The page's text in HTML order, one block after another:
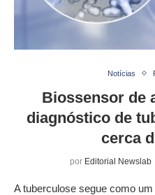
Notícias
Biossensor de
diagnóstico de
cerca
por Editorial Newslab
A tuberculose segue como